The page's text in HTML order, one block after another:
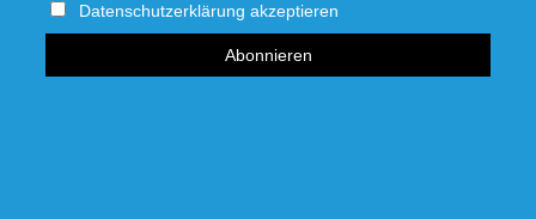
Datenschutzerklärung akzeptieren